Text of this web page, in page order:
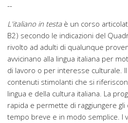
--
L'italiano in testaè un corso
B2) secondo le indicazioni del
rivolto ad adulti di qualunque
avvicinano alla lingua italiana per
di lavoro o per interesse culturale.
contenuti stimolanti che si
lingua e della cultura italiana. La
rapida e permette di raggiungere gli
tempo breve e in modo semplice. I